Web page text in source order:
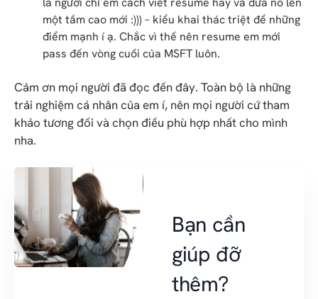
một tầm cao mới :))) – kiểu khai thác triệt để những
điểm mạnh í ạ. Chắc vì thế nên resume em mới
pass đến vòng cuối của MSFT luôn.
Cảm ơn mọi người đã đọc đến đây. Toàn bộ là những
trải nghiệm cá nhân của em í, nên mọi người cứ tham
khảo tương đối và chọn điều phù hợp nhất cho mình
nha.
Bạn cần
giúp đỡ
thêm?